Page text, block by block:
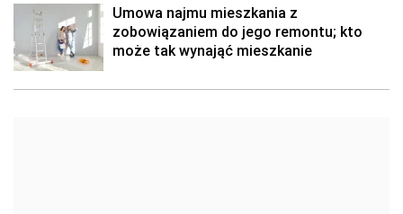
Umowa najmu mieszkania z
zobowiązaniem do jego remontu; kto
może tak wynająć mieszkanie